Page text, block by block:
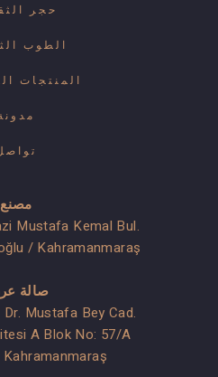
حجر
الطوب
المنتجات
مصنع
Mustafa Kemal Bul.
/ Kahramanmaraş
صالة
Mustafa Bey Cad.
A Blok No: 57/A